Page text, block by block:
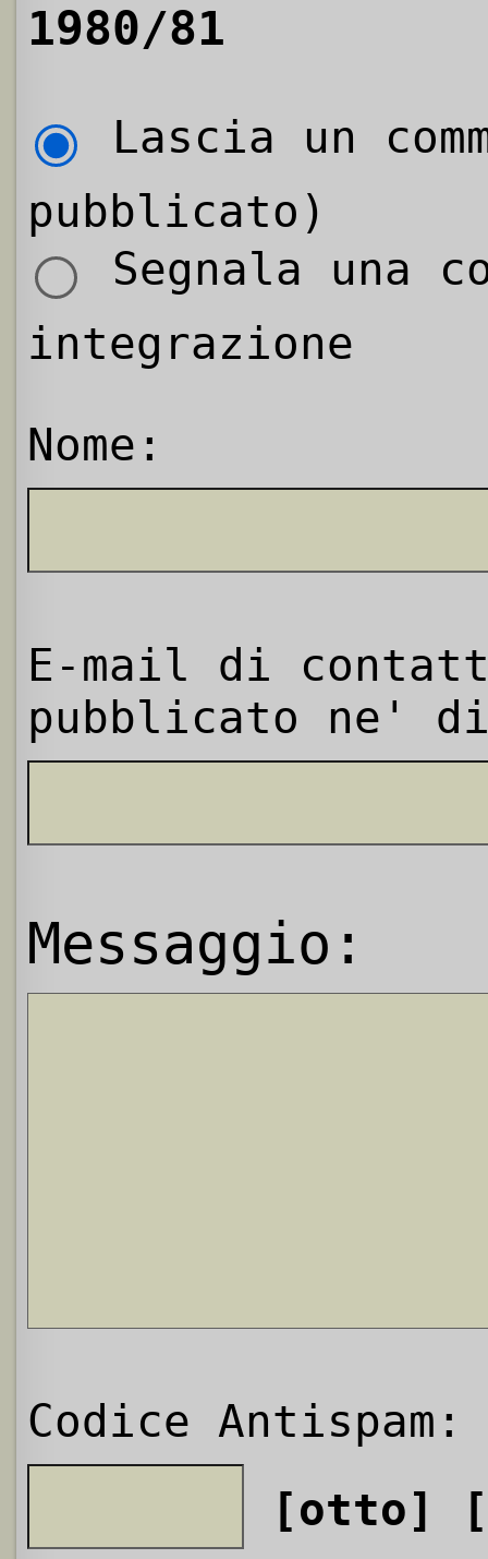
1980/81
Lascia un
pubblicato)
Segnala una
integrazione
Nome:
E-mail di
pubblicato ne'
Messaggio:
Codice Antispam:
[otto]